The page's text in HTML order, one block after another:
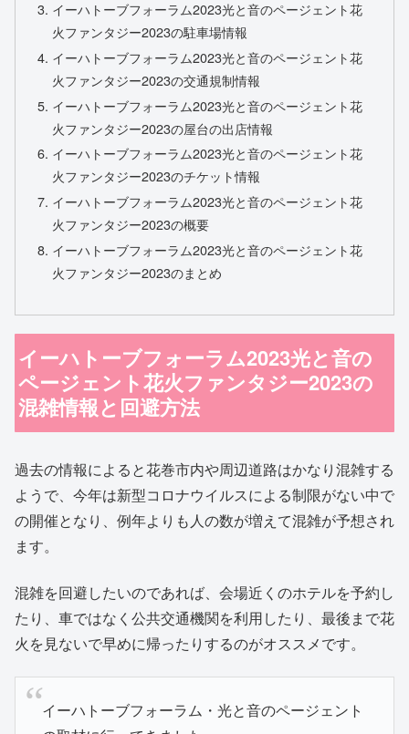
イーハトーブフォーラム2023光と音のページェント花
火ファンタジー2023の駐車場情報
イーハトーブフォーラム2023光と音のページェント花
火ファンタジー2023の交通規制情報
イーハトーブフォーラム2023光と音のページェント花
火ファンタジー2023の屋台の出店情報
イーハトーブフォーラム2023光と音のページェント花
火ファンタジー2023のチケット情報
イーハトーブフォーラム2023光と音のページェント花
火ファンタジー2023の概要
イーハトーブフォーラム2023光と音のページェント花
火ファンタジー2023のまとめ
イーハトーブフォーラム2023光と音の
ページェント花火ファンタジー2023の
混雑情報と回避方法
過去の情報によると花巻市内や周辺道路はかなり混雑する
ようで、今年は新型コロナウイルスによる制限がない中で
の開催となり、例年よりも人の数が増えて混雑が予想され
ます。
混雑を回避したいのであれば、会場近くのホテルを予約し
たり、車ではなく公共交通機関を利用したり、最後まで花
火を見ないで早めに帰ったりするのがオススメです。
イーハトーブフォーラム・光と音のページェント